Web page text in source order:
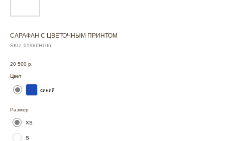
САРАФАН С ЦВЕТОЧНЫМ ПРИНТОМ
SKU: 01986Н106
20 500 р.
Цвет
синий
Размер
XS
S